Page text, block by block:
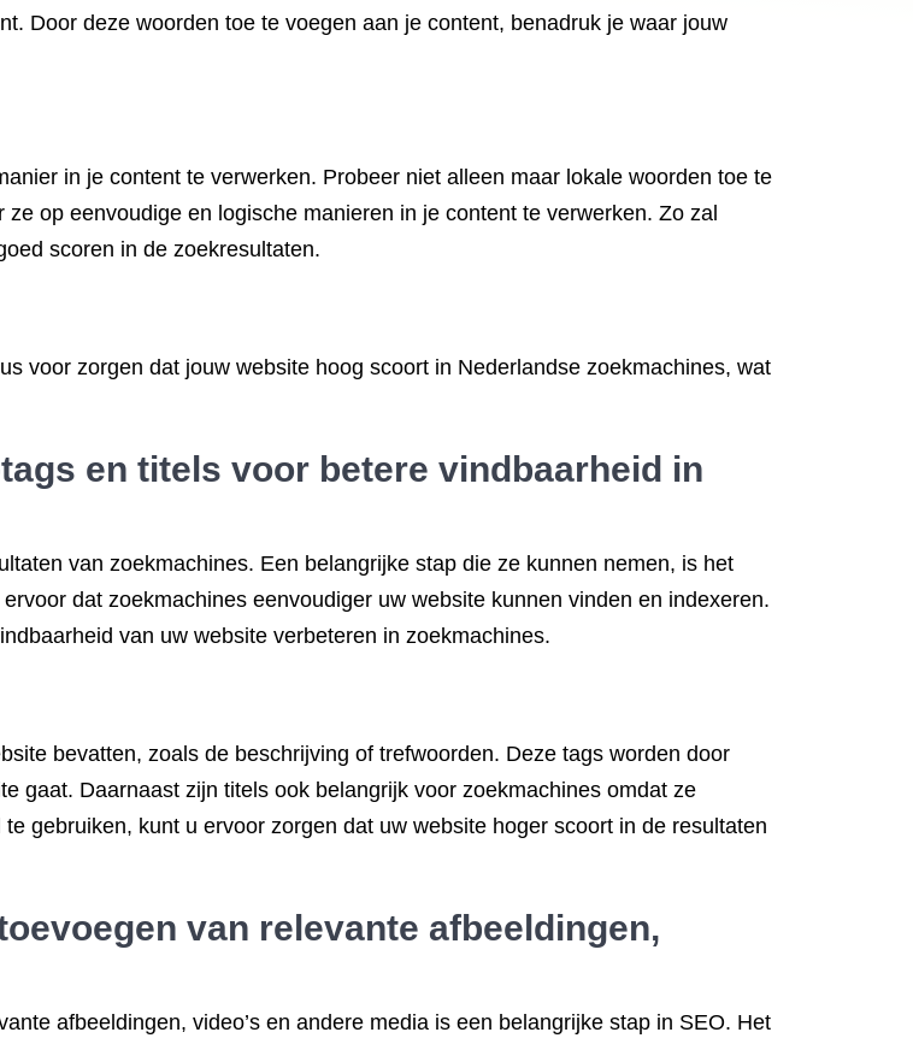
Door deze woorden toe te voegen aan je content, benadruk je waar jouw
in je content te verwerken. Probeer niet alleen maar lokale woorden toe te
op eenvoudige en logische manieren in je content te verwerken. Zo zal
scoren in de zoekresultaten.
voor zorgen dat jouw website hoog scoort in Nederlandse zoekmachines, wat
en titels voor betere vindbaarheid in
van zoekmachines. Een belangrijke stap die ze kunnen nemen, is het
dat zoekmachines eenvoudiger uw website kunnen vinden en indexeren.
van uw website verbeteren in zoekmachines.
bevatten, zoals de beschrijving of trefwoorden. Deze tags worden door
gaat. Daarnaast zijn titels ook belangrijk voor zoekmachines omdat ze
gebruiken, kunt u ervoor zorgen dat uw website hoger scoort in de resultaten
van relevante afbeeldingen,
afbeeldingen, video’s en andere media is een belangrijke stap in SEO. Het